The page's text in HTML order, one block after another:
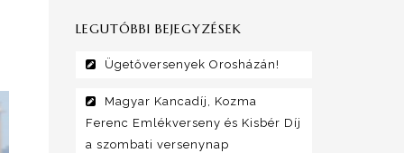
LEGUTÓBBI BEJEGYZÉSEK
Ügetőversenyek Orosházán!
Magyar Kancadíj, Kozma
Ferenc Emlékverseny és Kisbér Díj
a szombati versenynap